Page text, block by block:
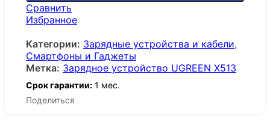
Сравнить
Избранное
Категории: Зарядные устройства и кабели,
Смартфоны и Гаджеты
Метка: Зарядное устройство UGREEN X513
Срок гарантии: 1 мес.
Поделиться